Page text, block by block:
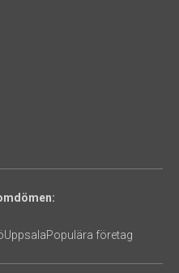
UppsalaPopulära företag